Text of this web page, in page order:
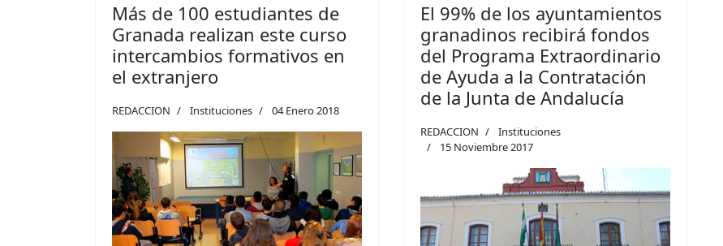
Más de 100 estudiantes de
Granada realizan este curso
intercambios formativos en
el extranjero
REDACCION Instituciones 04 Enero 2018
El 99% de los ayuntamientos
granadinos recibirá fondos
del Programa Extraordinario
de Ayuda a la Contratación
de la Junta de Andalucía
REDACCION
Instituciones
15 Noviembre 2017